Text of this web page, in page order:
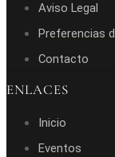
Aviso Legal
Preferencias
Contacto
ENLACES
Inicio
Eventos